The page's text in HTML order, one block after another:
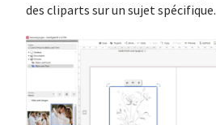
des cliparts sur un sujet spécifique.